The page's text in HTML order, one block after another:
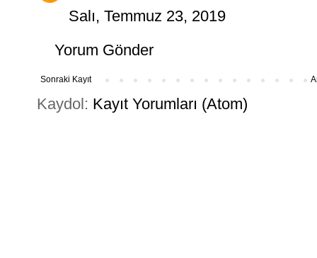
Salı, Temmuz 23, 2019
Yorum Gönder
Sonraki Kayıt
Kaydol: Kayıt Yorumları (Atom)